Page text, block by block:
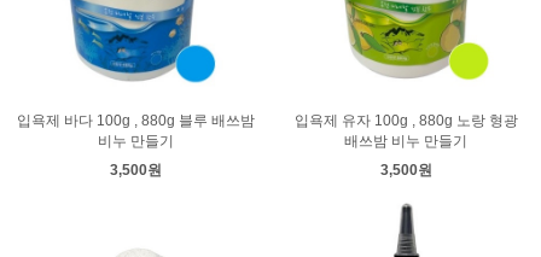
입욕제 바다 100g , 880g 블루 배쓰밤
비누 만들기
3,500원
입욕제 유자 100g , 880g 노랑 형광
배쓰밤 비누 만들기
3,500원